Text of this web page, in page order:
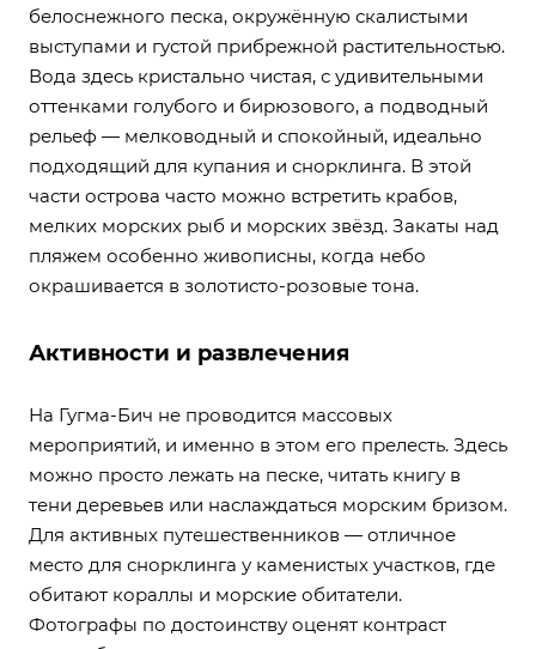
белоснежного песка, окружённую скалистыми
выступами и густой прибрежной растительностью.
Вода здесь кристально чистая, с удивительными
оттенками голубого и бирюзового, а подводный
рельеф — мелководный и спокойный, идеально
подходящий для купания и снорклинга. В этой
части острова часто можно встретить крабов,
мелких морских рыб и морских звёзд. Закаты над
пляжем особенно живописны, когда небо
окрашивается в золотисто-розовые тона.
Активности и развлечения
На Гугма-Бич не проводится массовых
мероприятий, и именно в этом его прелесть. Здесь
можно просто лежать на песке, читать книгу в
тени деревьев или наслаждаться морским бризом.
Для активных путешественников — отличное
место для снорклинга у каменистых участков, где
обитают кораллы и морские обитатели.
Фотографы по достоинству оценят контраст